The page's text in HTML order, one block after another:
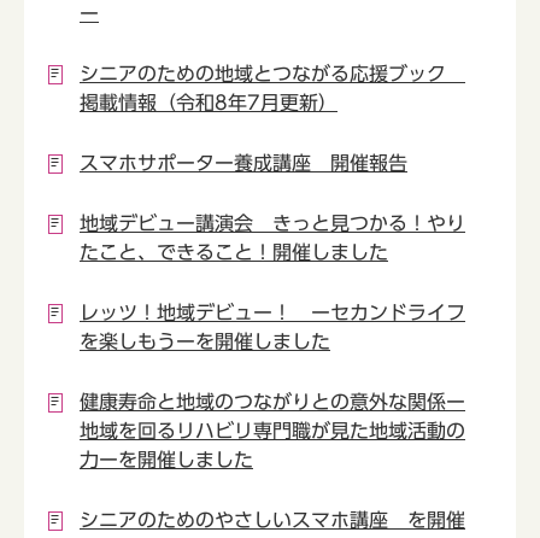
ー
シニアのための地域とつながる応援ブック
掲載情報（令和8年7月更新）
スマホサポーター養成講座 開催報告
地域デビュー講演会 きっと見つかる！やり
たこと、できること！開催しました
レッツ！地域デビュー！ ーセカンドライフ
を楽しもうーを開催しました
健康寿命と地域のつながりとの意外な関係ー
地域を回るリハビリ専門職が見た地域活動の
力ーを開催しました
シニアのためのやさしいスマホ講座 を開催